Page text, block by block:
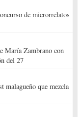
de microrrelatos
María Zambrano con
del 27
malagueño que mezcla